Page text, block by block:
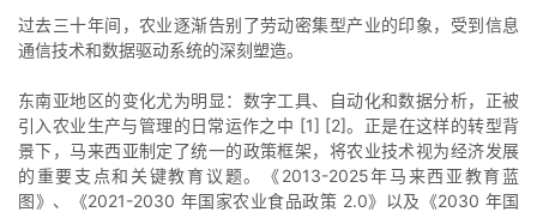
过去三十年间，农业逐渐告别了劳动密集型产业的印象，受到信息
通信技术和数据驱动系统的深刻塑造。
东南亚地区的变化尤为明显：数字工具、自动化和数据分析，正被
引入农业生产与管理的日常运作之中 [1] [2]。正是在这样的转型背
景下，马来西亚制定了统一的政策框架，将农业技术视为经济发展
的重要支点和关键教育议题。《2013-2025年马来西亚教育蓝
图》、《2021-2030 年国家农业食品政策 2.0》以及《2030 年国